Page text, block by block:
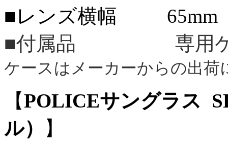
■レンズ横幅 65mm
■付属品 専用ケ
ケースはメーカーからの出
【POLICEサングラス
ル）
】